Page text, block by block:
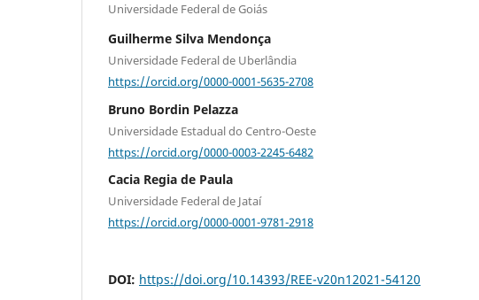
Universidade Federal de Goiás
Guilherme Silva Mendonça
Universidade Federal de Uberlândia
https://orcid.org/0000-0001-5635-2708
Bruno Bordin Pelazza
Universidade Estadual do Centro-Oeste
https://orcid.org/0000-0003-2245-6482
Cacia Regia de Paula
Universidade Federal de Jataí
https://orcid.org/0000-0001-9781-2918
DOI: https://doi.org/10.14393/REE-v20n12021-54120